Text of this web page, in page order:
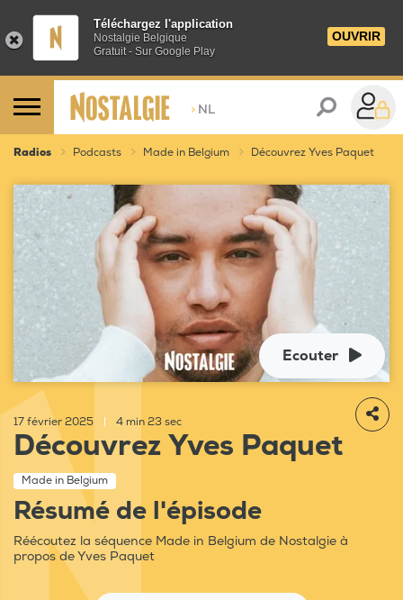
Téléchargez l'application
Nostalgie Belgique
Gratuit - Sur Google Play
OUVRIR
> NL
Radios Podcasts Made in Belgium Découvrez Yves Paquet
Ecouter
17 février 2025 4 min 23 sec
Découvrez Yves Paquet
Made in Belgium
Résumé de l'épisode
Réécoutez la séquence Made in Belgium de Nostalgie à
propos de Yves Paquet